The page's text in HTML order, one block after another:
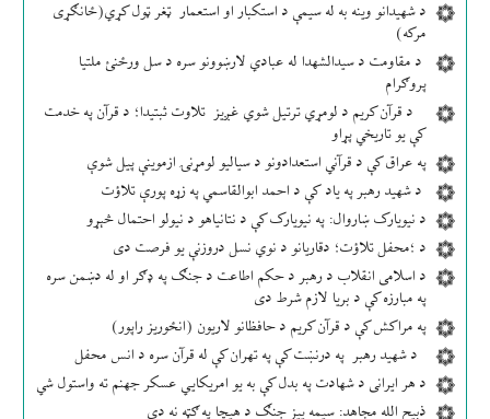
د شهیدانو وینه به له سیمې د استکبار او استعمار ټغر ټول کړي(ځانګړی
مرکه)
د مقاومت د سیدالشهدا له عبادي لارښوونو سره د سل ورځنئ ملتیا
پروګرام
د قرآن کریم د لومړي ترتیل شوي غږیز تلاوت ثبتیدا؛ د قرآن په خدمت
کې یو تاریخي پړاو
په عراق کې د قرآني استعدادونو د سیالیو لومړنۍ ازموینې پیل شوې
د شهید رهبر په یاد کې د احمد ابوالقاسمي په زړه پورې تلاؤت
د نیویارک ښاروال: په نیویارک کې د نتانیاهو د نیولو احتمال څېړو
د ؛محفل تلاؤت؛ دقاریانو د نوي نسل دروزنې یو فرصت دی
د اسلامی انقلاب د رهبر د حکم اطاعت د جنګ په ډګر او له دښمن سره
په مبارزه کې د بریا لازم شرط دی
په مراکش کې د قرآن کریم د حافظانو لاریون (انځوریز راپور)
د شهید رهبر په درنښت کې په تهران کې له قرآن سره د انس محفل
د هر ایرانی د شهادت په بدل کې به یو امریکایي عسکر جهنم ته واستول شي
ذبیح الله مجاهد: سیمه ییز جنګ د هیچا په ګټه نه دی